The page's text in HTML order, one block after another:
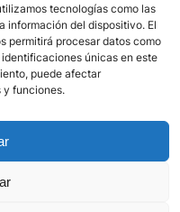
tecnologías como las
información del dispositivo. El
permitirá procesar datos como
únicas en este
puede afectar
y funciones.
Públicas